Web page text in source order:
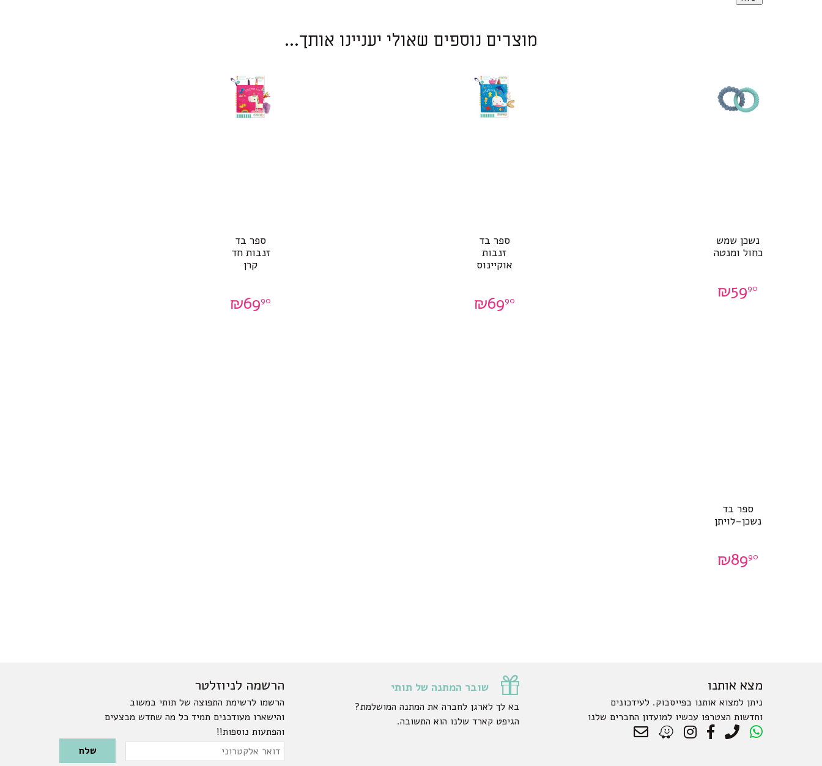
מוצרים נוספים שאולי יעניינו אותך...
נשכן שמש
כחול ומנטה
₪5990
ספר בד
זנבות
אוקיינוס
₪6990
ספר בד
זנבות חד
קרן
₪6990
ספר בד
נשכן-לויתן
₪8990
מצא אותנו
ניתן למצוא אותנו בפייסבוק. לעידכונים
וחדשות הצטרפו עכשיו למועדון החברים שלנו
שובר המתנה של תותי
בא לך לארגן לחברה את המתנה המושלמת?
הגיפט קארד שלנו הוא התשובה.
הרשמה לניוזלטר
הרשמו לרשימת התפוצה של תותי במשוב
והישארו מעודכנים תמיד כל מה שחדש מבצעים
והפתעות נוספות!!
Please leave this field empty.